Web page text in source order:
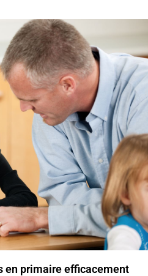
en primaire efficacement